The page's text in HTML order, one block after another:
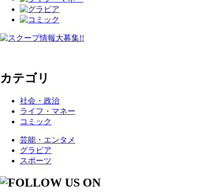
カテゴリ
社会・政治
ライフ・マネー
コミック
芸能・エンタメ
グラビア
スポーツ